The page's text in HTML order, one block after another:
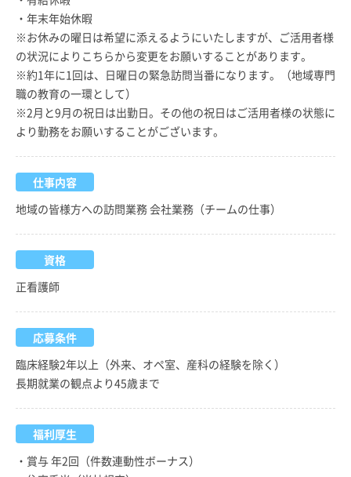
・年末年始休暇
※お休みの曜日は希望に添えるようにいたしますが、ご活用者様
の状況によりこちらから変更をお願いすることがあります。
※約1年に1回は、日曜日の緊急訪問当番になります。（地域専門
職の教育の一環として）
※2月と9月の祝日は出勤日。その他の祝日はご活用者様の状態に
より勤務をお願いすることがございます。
仕事内容
地域の皆様方への訪問業務 会社業務（チームの仕事）
資格
正看護師
応募条件
臨床経験2年以上（外来、オペ室、産科の経験を除く）
長期就業の観点より45歳まで
福利厚生
・賞与 年2回（件数連動性ボーナス）